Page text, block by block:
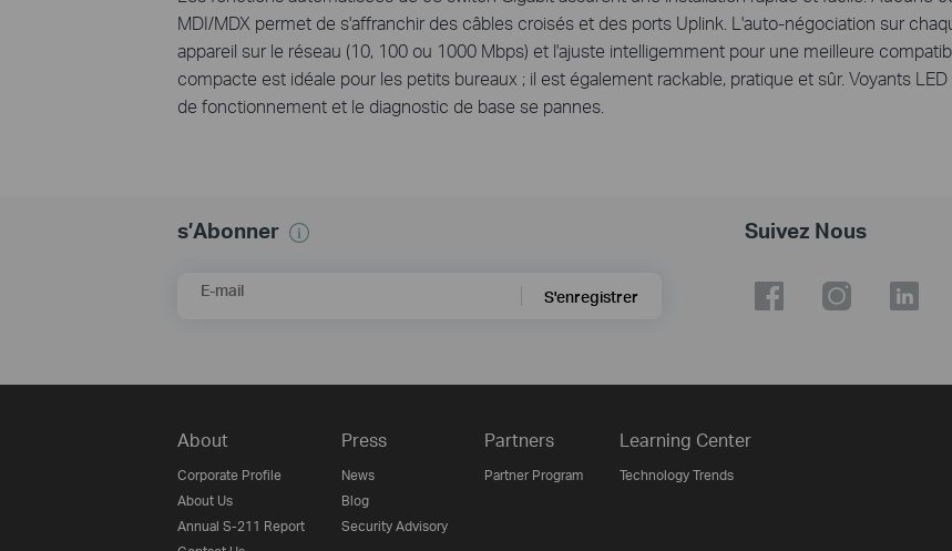
MDI/MDX permet de s'affranchir des câbles croisés et des ports Uplink. L'auto-négociation sur
appareil sur le réseau (10, 100 ou 1000 Mbps) et l'ajuste intelligemment pour une meilleure
compacte est idéale pour les petits bureaux ; il est également rackable, pratique et sûr. Voyants
de fonctionnement et le diagnostic de base se pannes.
s’Abonner
E-mail S'enregistrer
Suivez Nous
About
Corporate Profile
About Us
Annual S-211 Report
Press
News
Blog
Security Advisory
Partners
Partner Program
Learning Center
Technology Trends